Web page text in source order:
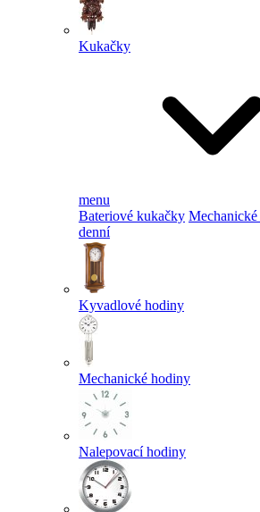
Kukačky
menu
Bateriové kukačky
denní
Kyvadlové hodiny
Mechanické hodiny
Nalepovací hodiny